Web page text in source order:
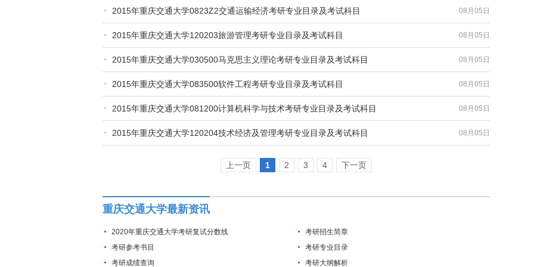
08月05日
2015年重庆交通大学0823Z2交通运输经济考研专业目录及考试科目
08月05日
2015年重庆交通大学120203旅游管理考研专业目录及考试科目
08月05日
2015年重庆交通大学030500马克思主义理论考研专业目录及考试科目
08月05日
2015年重庆交通大学083500软件工程考研专业目录及考试科目
08月05日
2015年重庆交通大学081200计算机科学与技术考研专业目录及考试科目
08月05日
2015年重庆交通大学120204技术经济及管理考研专业目录及考试科目
上一页 1 2 3 4 下一页
重庆交通大学最新资讯
2020年重庆交通大学考研复试分数线
考研招生简章
考研参考书目
考研专业目录
考研成绩查询
考研大纲解析